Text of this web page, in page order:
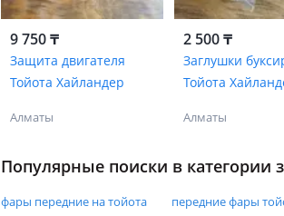
9 750 ₸
Защита двигателя
Тойота Хайландер
Алматы
2 500 ₸
Заглушки
Тойота
Алматы
Популярные поиски в категории
фары передние на тойота передние фары